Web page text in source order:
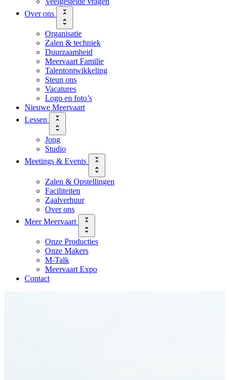
Over ons
Organisatie
Zalen & techniek
Duurzaamheid
Meervaart Familie
Talentontwikkeling
Steun ons
Vacatures
Logo en foto’s
Nieuwe Meervaart
Lessen
Jong
Studio
Meetings & Events
Zalen & Opstellingen
Faciliteiten
Zaalverhuur
Over ons
Meer Meervaart
Onze Producties
Onze Makers
M-Talk
Meervaart Expo
Contact